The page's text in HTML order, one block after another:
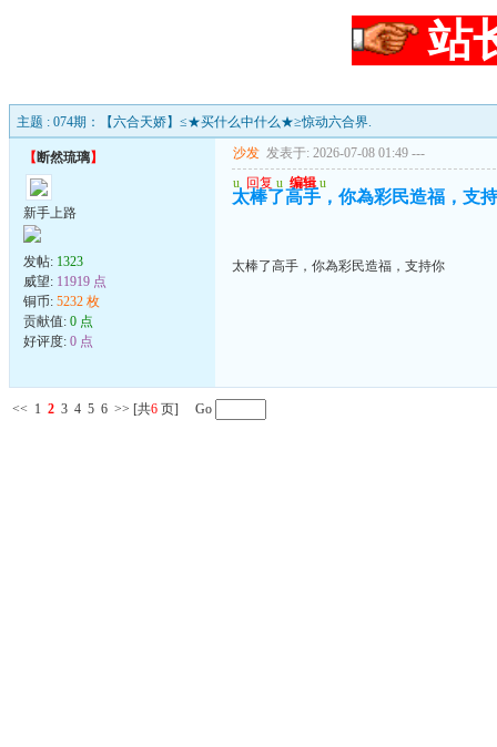
站
主题 : 074期：【六合天娇】≤★买什么中什么★≥惊动六合界.
【 断然琉璃】
新手上路
发帖: 1323
威望: 11919 点
铜币: 5232 枚
贡献值: 0 点
好评度: 0 点
沙发 发表于: 2026-07-08 01:49 ---
u 回复 u 编辑 u
太棒了高手，你為彩民造福，支
太棒了高手，你為彩民造福，支持你
<< 1 2 3 4 5 6 >> [共6 页] Go